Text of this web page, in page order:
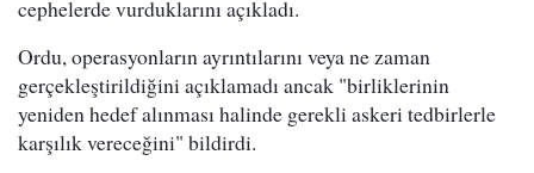
cephelerde vurduklarını açıkladı.
Ordu, operasyonların ayrıntılarını veya ne zaman
gerçekleştirildiğini açıklamadı ancak "birliklerinin
yeniden hedef alınması halinde gerekli askeri tedbirlerle
karşılık vereceğini" bildirdi.